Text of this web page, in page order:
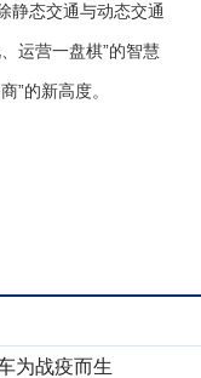
静态交通与动态交通
运营一盘棋”的智慧
”的新高度。
为战疫而生